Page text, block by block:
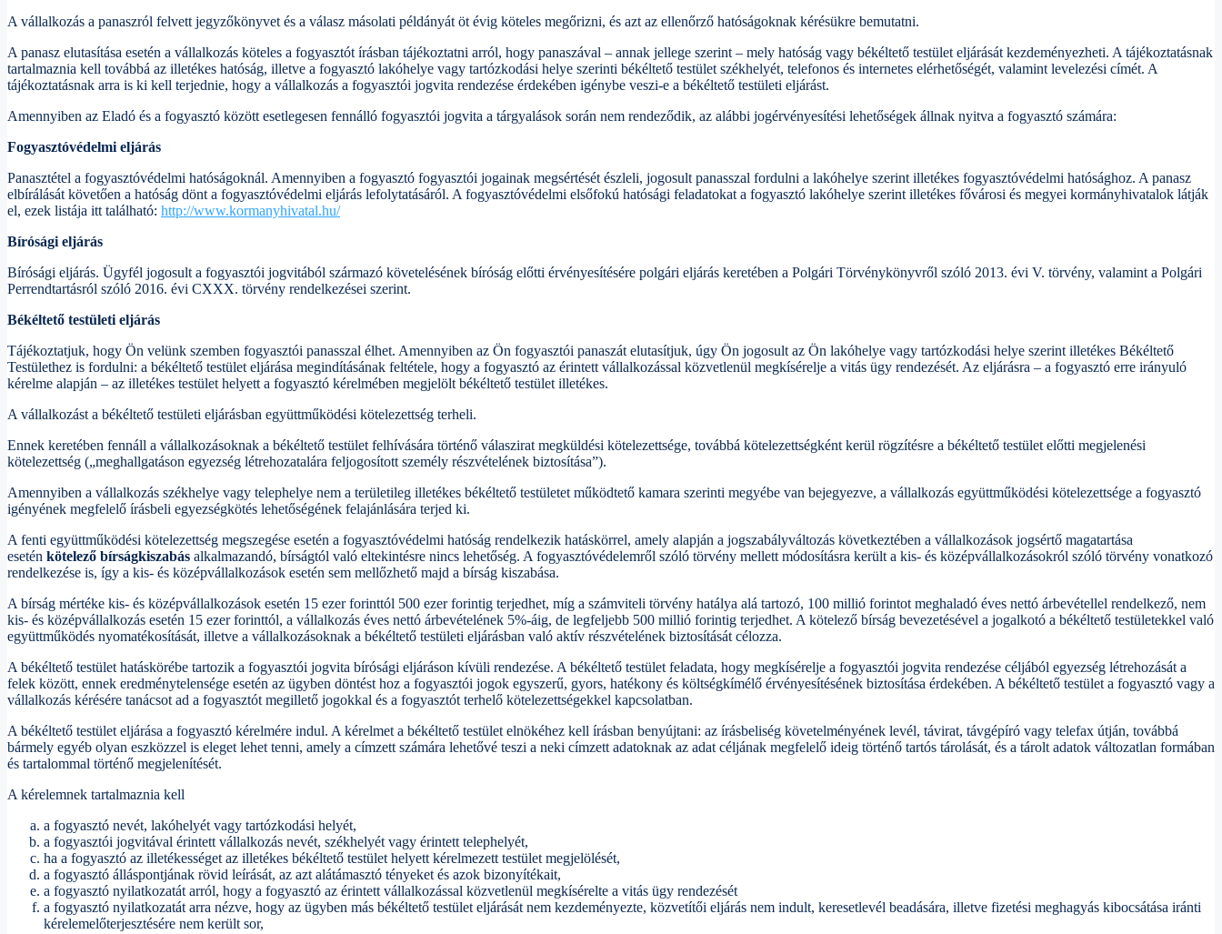
A vállalkozás a panaszról felvett jegyzőkönyvet és a válasz másolati példányát öt évig köteles megőrizni, és azt az ellenőrző hatóságoknak kérésükre bemutatni.
A panasz elutasítása esetén a vállalkozás köteles a fogyasztót írásban tájékoztatni arról, hogy panaszával – annak jellege szerint – mely hatóság vagy békéltető testület eljárását kezdeményezheti. A tájékoztatásnak
tartalmaznia kell továbbá az illetékes hatóság, illetve a fogyasztó lakóhelye vagy tartózkodási helye szerinti békéltető testület székhelyét, telefonos és internetes elérhetőségét, valamint levelezési címét. A
tájékoztatásnak arra is ki kell terjednie, hogy a vállalkozás a fogyasztói jogvita rendezése érdekében igénybe veszi-e a békéltető testületi eljárást.
Amennyiben az Eladó és a fogyasztó között esetlegesen fennálló fogyasztói jogvita a tárgyalások során nem rendeződik, az alábbi jogérvényesítési lehetőségek állnak nyitva a fogyasztó számára:
Fogyasztóvédelmi eljárás
Panasztétel a fogyasztóvédelmi hatóságoknál. Amennyiben a fogyasztó fogyasztói jogainak megsértését észleli, jogosult panasszal fordulni a lakóhelye szerint illetékes fogyasztóvédelmi hatósághoz. A panasz
elbírálását követően a hatóság dönt a fogyasztóvédelmi eljárás lefolytatásáról. A fogyasztóvédelmi elsőfokú hatósági feladatokat a fogyasztó lakóhelye szerint illetékes fővárosi és megyei kormányhivatalok látják
el, ezek listája itt található: http://www.kormanyhivatal.hu/
Bírósági eljárás
Bírósági eljárás. Ügyfél jogosult a fogyasztói jogvitából származó követelésének bíróság előtti érvényesítésére polgári eljárás keretében a Polgári Törvénykönyvről szóló 2013. évi V. törvény, valamint a Polgári
Perrendtartásról szóló 2016. évi CXXX. törvény rendelkezései szerint.
Békéltető testületi eljárás
Tájékoztatjuk, hogy Ön velünk szemben fogyasztói panasszal élhet. Amennyiben az Ön fogyasztói panaszát elutasítjuk, úgy Ön jogosult az Ön lakóhelye vagy tartózkodási helye szerint illetékes Békéltető
Testülethez is fordulni: a békéltető testület eljárása megindításának feltétele, hogy a fogyasztó az érintett vállalkozással közvetlenül megkísérelje a vitás ügy rendezését. Az eljárásra – a fogyasztó erre irányuló
kérelme alapján – az illetékes testület helyett a fogyasztó kérelmében megjelölt békéltető testület illetékes.
A vállalkozást a békéltető testületi eljárásban együttműködési kötelezettség terheli.
Ennek keretében fennáll a vállalkozásoknak a békéltető testület felhívására történő válaszirat megküldési kötelezettsége, továbbá kötelezettségként kerül rögzítésre a békéltető testület előtti megjelenési
kötelezettség („meghallgatáson egyezség létrehozatalára feljogosított személy részvételének biztosítása”).
Amennyiben a vállalkozás székhelye vagy telephelye nem a területileg illetékes békéltető testületet működtető kamara szerinti megyébe van bejegyezve, a vállalkozás együttműködési kötelezettsége a fogyasztó
igényének megfelelő írásbeli egyezségkötés lehetőségének felajánlására terjed ki.
A fenti együttműködési kötelezettség megszegése esetén a fogyasztóvédelmi hatóság rendelkezik hatáskörrel, amely alapján a jogszabályváltozás következtében a vállalkozások jogsértő magatartása
esetén kötelező bírságkiszabás alkalmazandó, bírságtól való eltekintésre nincs lehetőség. A fogyasztóvédelemről szóló törvény mellett módosításra került a kis- és középvállalkozásokról szóló törvény vonatkozó
rendelkezése is, így a kis- és középvállalkozások esetén sem mellőzhető majd a bírság kiszabása.
A bírság mértéke kis- és középvállalkozások esetén 15 ezer forinttól 500 ezer forintig terjedhet, míg a számviteli törvény hatálya alá tartozó, 100 millió forintot meghaladó éves nettó árbevétellel rendelkező, nem
kis- és középvállalkozás esetén 15 ezer forinttól, a vállalkozás éves nettó árbevételének 5%-áig, de legfeljebb 500 millió forintig terjedhet. A kötelező bírság bevezetésével a jogalkotó a békéltető testületekkel való
együttműködés nyomatékosítását, illetve a vállalkozásoknak a békéltető testületi eljárásban való aktív részvételének biztosítását célozza.
A békéltető testület hatáskörébe tartozik a fogyasztói jogvita bírósági eljáráson kívüli rendezése. A békéltető testület feladata, hogy megkísérelje a fogyasztói jogvita rendezése céljából egyezség létrehozását a
felek között, ennek eredménytelensége esetén az ügyben döntést hoz a fogyasztói jogok egyszerű, gyors, hatékony és költségkímélő érvényesítésének biztosítása érdekében. A békéltető testület a fogyasztó vagy a
vállalkozás kérésére tanácsot ad a fogyasztót megillető jogokkal és a fogyasztót terhelő kötelezettségekkel kapcsolatban.
A békéltető testület eljárása a fogyasztó kérelmére indul. A kérelmet a békéltető testület elnökéhez kell írásban benyújtani: az írásbeliség követelményének levél, távirat, távgépíró vagy telefax útján, továbbá
bármely egyéb olyan eszközzel is eleget lehet tenni, amely a címzett számára lehetővé teszi a neki címzett adatoknak az adat céljának megfelelő ideig történő tartós tárolását, és a tárolt adatok változatlan formában
és tartalommal történő megjelenítését.
A kérelemnek tartalmaznia kell
a fogyasztó nevét, lakóhelyét vagy tartózkodási helyét,
a fogyasztói jogvitával érintett vállalkozás nevét, székhelyét vagy érintett telephelyét,
ha a fogyasztó az illetékességet az illetékes békéltető testület helyett kérelmezett testület megjelölését,
a fogyasztó álláspontjának rövid leírását, az azt alátámasztó tényeket és azok bizonyítékait,
a fogyasztó nyilatkozatát arról, hogy a fogyasztó az érintett vállalkozással közvetlenül megkísérelte a vitás ügy rendezését
a fogyasztó nyilatkozatát arra nézve, hogy az ügyben más békéltető testület eljárását nem kezdeményezte, közvetítői eljárás nem indult, keresetlevél beadására, illetve fizetési meghagyás kibocsátása iránti
kérelemelőterjesztésére nem került sor,